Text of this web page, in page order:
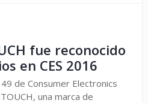
fue reconocido
en CES 2016
de Consumer Electronics
una marca de